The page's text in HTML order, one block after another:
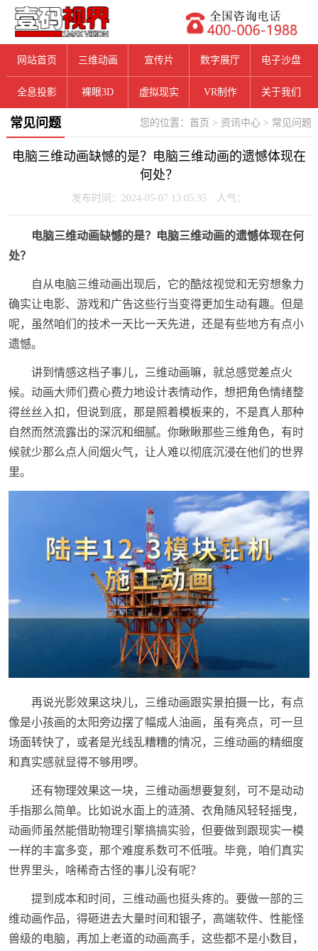
网站首页 三维动画 宣传片 数字展厅 电子沙盘
全息投影 裸眼3D 虚拟现实 VR制作 关于我们
您的位置： 首页 > 资讯中心 > 常见问题
常见问题
电脑三维动画缺憾的是？电脑三维动画的遗憾体现在
何处？
发布时间：2024-05-07 13:05:35 人气：
电脑三维动画缺憾的是？电脑三维动画的遗憾体现在何
处？
自从电脑三维动画出现后，它的酷炫视觉和无穷想象力
确实让电影、游戏和广告这些行当变得更加生动有趣。但是
呢，虽然咱们的技术一天比一天先进，还是有些地方有点小
遗憾。
讲到情感这档子事儿，三维动画嘛，就总感觉差点火
候。动画大师们费心费力地设计表情动作，想把角色情绪整
得丝丝入扣，但说到底，那是照着模板来的，不是真人那种
自然而然流露出的深沉和细腻。你瞅瞅那些三维角色，有时
候就少那么点人间烟火气，让人难以彻底沉浸在他们的世界
里。
再说光影效果这块儿，三维动画跟实景拍摄一比，有点
像是小孩画的太阳旁边摆了幅成人油画，虽有亮点，可一旦
场面转快了，或者是光线乱糟糟的情况，三维动画的精细度
和真实感就显得不够用啰。
还有物理效果这一块，三维动画想要复刻，可不是动动
手指那么简单。比如说水面上的涟漪、衣角随风轻轻摇曳，
动画师虽然能借助物理引擎搞搞实验，但要做到跟现实一模
一样的丰富多变，那个难度系数可不低哦。毕竟，咱们真实
世界里头，啥稀奇古怪的事儿没有呢？
提到成本和时间，三维动画也挺头疼的。要做一部的三
维动画作品，得砸进去大量时间和银子，高端软件、性能怪
兽级的电脑，再加上老道的动画高手，这些都不是小数目，